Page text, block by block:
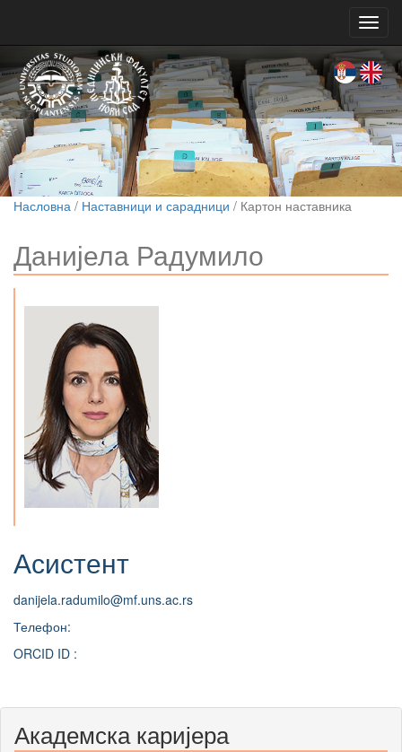
Насловна / Наставници и сарадници / Картон наставника
Данијела Радумило
Асистент
danijela.radumilo@mf.uns.ac.rs
Телефон:
ORCID ID :
Академска каријера